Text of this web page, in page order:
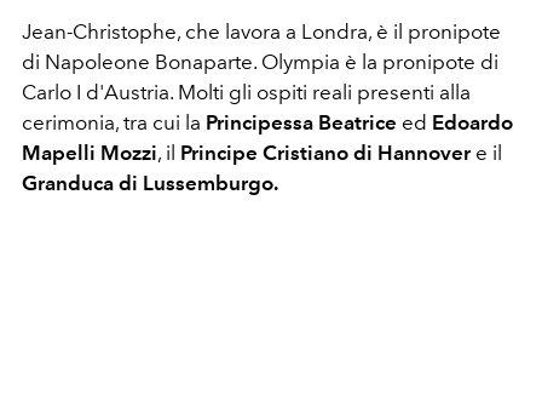
Jean-Christophe, che lavora a Londra, è il pronipote
di Napoleone Bonaparte. Olympia è la pronipote di
Carlo I d'Austria. Molti gli ospiti reali presenti alla
cerimonia, tra cui la Principessa Beatrice ed Edoardo
Mapelli Mozzi, il Principe Cristiano di Hannovere il
Granduca di Lussemburgo.